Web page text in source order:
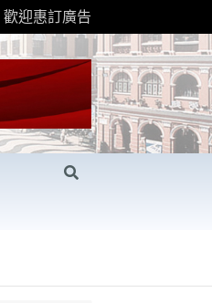
歡迎惠訂廣告